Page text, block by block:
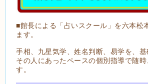
■館長による「占いスクール」を六本松
ます。
手相、九星気学、姓名判断、易学を、基
その人にあったペースの個別指導で随時
す。